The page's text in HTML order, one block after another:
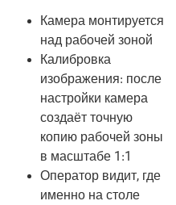
Камера монтируется
над рабочей зоной
Калибровка
изображения: после
настройки камера
создаёт точную
копию рабочей зоны
в масштабе 1:1
Оператор видит, где
именно на столе